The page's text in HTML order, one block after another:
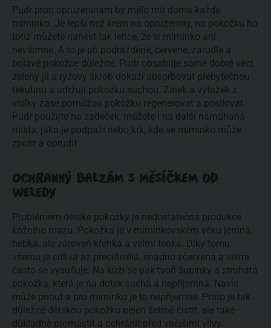
Pudr proti opruzeninám by mělo mít doma každé
miminko. Je lepší než krém na opruzeniny, na pokožku ho
totiž můžete nanést tak lehce, že si miminko ani
nevšimne. A to je při podrážděné, červené, zarudlé a
bolavé pokožce důležité. Pudr obsahuje samé dobré věci,
zelený jíl a rýžový škrob dokáží absorbovat přebytečnou
tekutinu a udržují pokožku suchou. Zinek a výtažek z
violky zase pomůžou pokožku regenerovat a posilovat.
Pudr použijte na zadeček, můžete i na další namáhaná
místa, jako je podpaží nebo krk, kde se miminko může
zpotit a oprudit.
OCHRANNÝ BALZÁM S MĚSÍČKEM OD
WELEDY
Problémem dětské pokožky je nedostatečná produkce
kožního mazu. Pokožka je v miminkovském věku jemná,
hebká, ale zároveň křehká a velmi tenká. Díky tomu
všemu je citlivá až přecitlivělá, snadno zčervená a velmi
často se vysušuje. Na kůži se pak tvoří šupinky a struhatá
pokožka, která je na dotek suchá a nepříjemná. Navíc
může pnout a pro miminko je to nepříjemné. Proto je tak
důležité dětskou pokožku nejen šetrně čistit, ale také
důkladně promastit a ochránit před vnějšími vlivy.